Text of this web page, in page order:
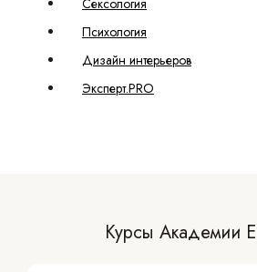
Сексология
Психология
Дизайн интерьеров
Эксперт.PRO
Курсы Академии